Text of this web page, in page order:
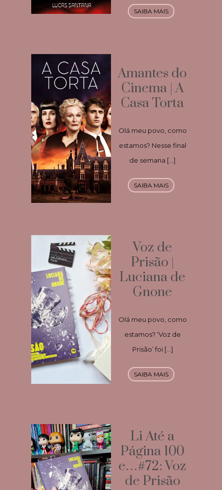
SAIBA MAIS
Amantes do
Cinema | A
Casa Torta
Olá meu povo, como
estamos? Nesse final
de semana […]
SAIBA MAIS
Voz de
Prisão |
Luciana de
Gnone
Olá meu povo, como
estamos? ‘Voz de
Prisão’ foi […]
SAIBA MAIS
Li Até a
Página 100
e…#72: Voz
de Prisão